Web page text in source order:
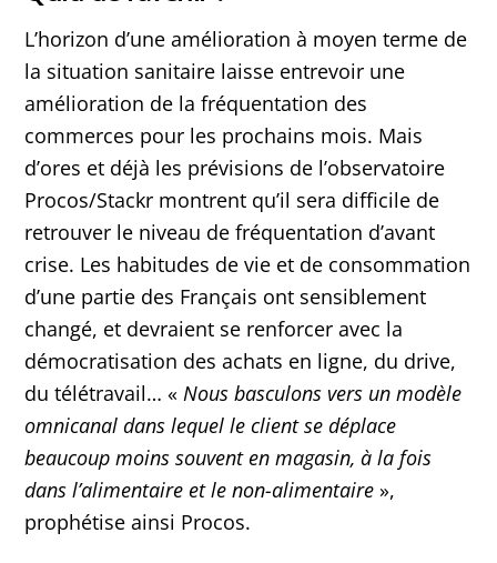
L’horizon d’une amélioration à moyen terme de
la situation sanitaire laisse entrevoir une
amélioration de la fréquentation des
commerces pour les prochains mois. Mais
d’ores et déjà les prévisions de l’observatoire
Procos/Stackr montrent qu’il sera difficile de
retrouver le niveau de fréquentation d’avant
crise. Les habitudes de vie et de consommation
d’une partie des Français ont sensiblement
changé, et devraient se renforcer avec la
démocratisation des achats en ligne, du drive,
du télétravail… «Nous basculons vers un modèle
omnicanal dans lequel le client se déplace
beaucoup moins souvent en magasin, à la fois
dans l’alimentaire et le non-alimentaire »,
prophétise ainsi Procos.